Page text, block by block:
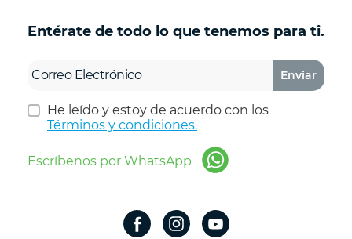
Entérate de todo lo que tenemos para ti.
Enviar
He leído y estoy de acuerdo con los
Términos y condiciones.
Escríbenos por WhatsApp